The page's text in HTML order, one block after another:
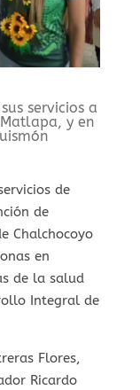
servicios a
y en
de
de
Chalchocoyo
en
de la salud
Integral de
Flores,
Ricardo